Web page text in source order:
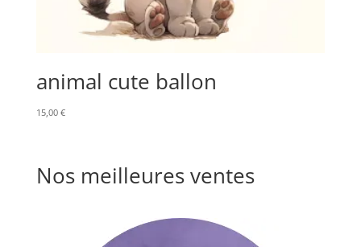
animal cute ballon
15,00 €
Nos meilleures ventes